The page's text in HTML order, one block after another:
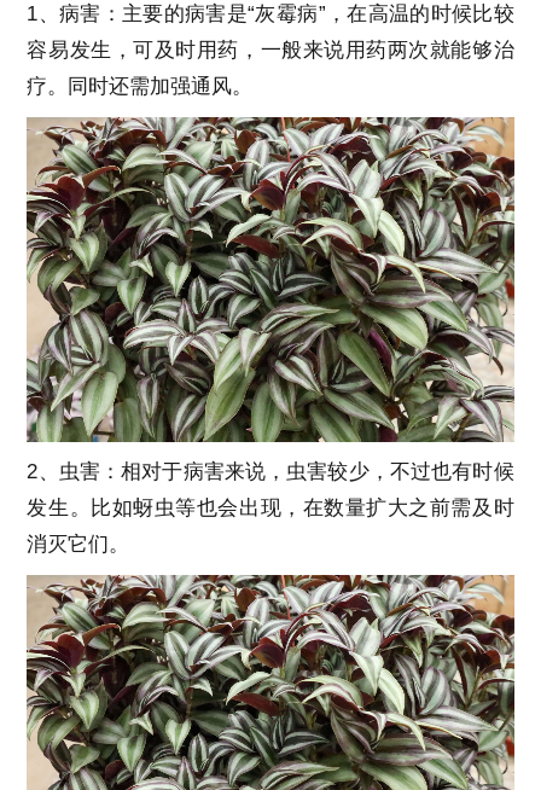
1、病害：主要的病害是“灰霉病”，在高温的时候比较
容易发生，可及时用药，一般来说用药两次就能够治
疗。同时还需加强通风。
2、虫害：相对于病害来说，虫害较少，不过也有时候
发生。比如蚜虫等也会出现，在数量扩大之前需及时
消灭它们。